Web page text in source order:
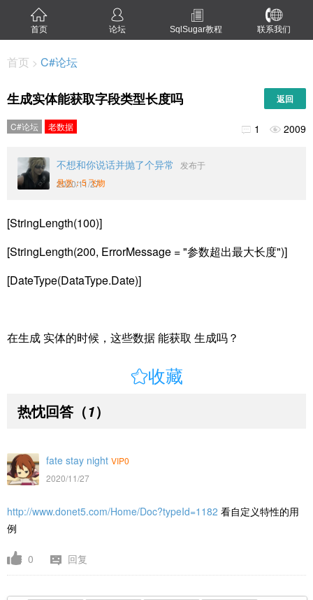
首页 论坛 SqlSugar教程 联系我们
首页 > C#论坛
生成实体能获取字段类型长度吗 返回
C#论坛 老数据  1  2009
不想和你说话并抛了个异常
发布于
2020/11/27
悬赏：5 飞吻
[StringLength(100)]
[StringLength(200, ErrorMessage = "参数超出最大长度")]
[DateType(DataType.Date)]
在生成 实体的时候，这些数据 能获取 生成吗？
收藏
热忱回答 （1）
fate stay night VIP0
2020/11/27
http://www.donet5.com/Home/Doc?typeId=1182 看自定义特性的用
例
0 回复